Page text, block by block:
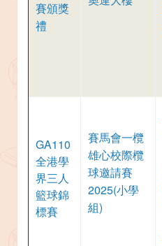
賽頒獎
禮
GA110
全港學
界三人
籃球錦
標賽
賽馬會一欖
雄心校際欖
球邀請賽
2025(小學
組)